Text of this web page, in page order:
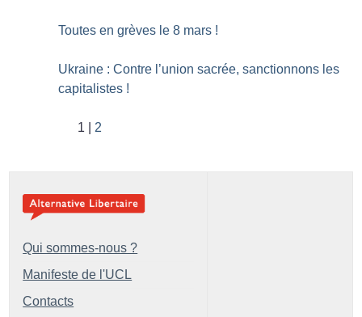
Toutes en grèves le 8 mars !
Ukraine : Contre l’union sacrée, sanctionnons les
capitalistes !
1 2
Qui sommes-nous ?
Manifeste de l'UCL
Contacts